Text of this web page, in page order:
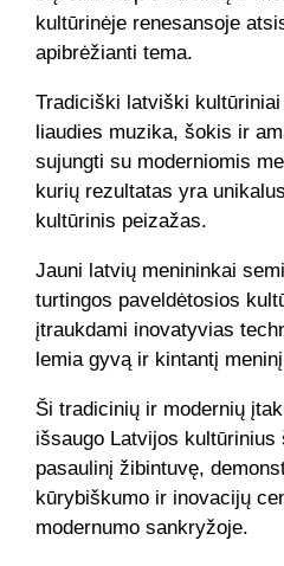
kultūrinėje renesansoje
apibrėžianti tema.
Tradiciški latviški
liaudies muzika, šokis ir
sujungti su moderniomis
kurių rezultatas yra
kultūrinis peizažas.
Jauni latvių menininkai
turtingos paveldėtosios
įtraukdami inovatyvias
lemia gyvą ir kintantį
Ši tradicinių ir modernių
išsaugo Latvijos
pasaulinį žibintuvę,
kūrybiškumo ir inovacijų
modernumo sankryžoje.